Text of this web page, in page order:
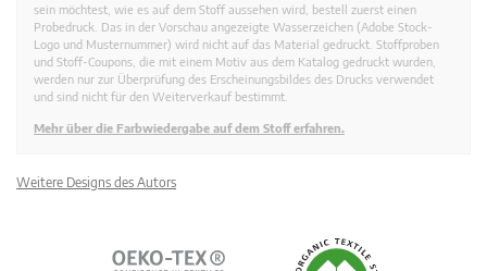
sein möchtest, wie es auf dem Stoff aussehen wird, bestell zuerst einen
Probedruck. Das in der Vorschau angezeigte Wasserzeichen (Adobe Stock-
Logo und Musternummer) wird nicht auf das Material gedruckt. Stoffproben
und Stoff-Coupons, die mit einem Motiv aus dem Katalog gedruckt wurden,
werden nur zur Überprüfung des Erscheinungsbildes des Drucks verwendet
und sind nicht für den Weiterverkauf bestimmt.
Mehr über die Farbwiedergabe auf dem Stoff erfahren.
Weitere Designs des Autors